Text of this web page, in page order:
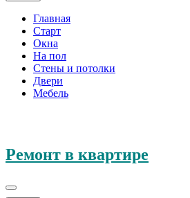
Главная
Старт
Окна
На пол
Стены и потолки
Двери
Мебель
Ремонт в квартире